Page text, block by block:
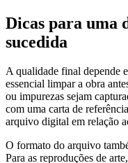
Dicas para uma
sucedida
A qualidade final depende
essencial limpar a obra
ou impurezas sejam
com uma carta de
arquivo digital em relação
O formato do arquivo
Para as reproduções de